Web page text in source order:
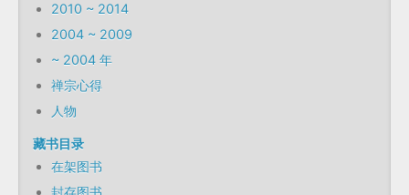
2010 ~ 2014
2004 ~ 2009
~ 2004 年
禅宗心得
人物
藏书目录
在架图书